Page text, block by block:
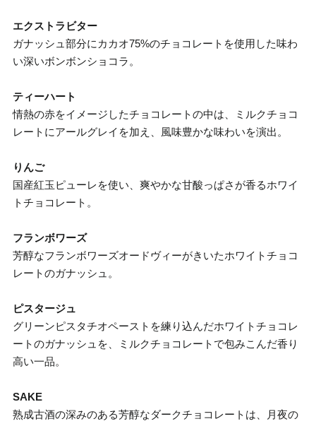
エクストラビター
ガナッシュ部分にカカオ75%のチョコレートを使用した味わ
い深いボンボンショコラ。
ティーハート
情熱の赤をイメージしたチョコレートの中は、ミルクチョコ
レートにアールグレイを加え、風味豊かな味わいを演出。
りんご
国産紅玉ピューレを使い、爽やかな甘酸っぱさが香るホワイ
トチョコレート。
フランボワーズ
芳醇なフランボワーズオードヴィーがきいたホワイトチョコ
レートのガナッシュ。
ピスタージュ
グリーンピスタチオペーストを練り込んだホワイトチョコレ
ートのガナッシュを、ミルクチョコレートで包みこんだ香り
高い一品。
SAKE
熟成古酒の深みのある芳醇なダークチョコレートは、月夜の